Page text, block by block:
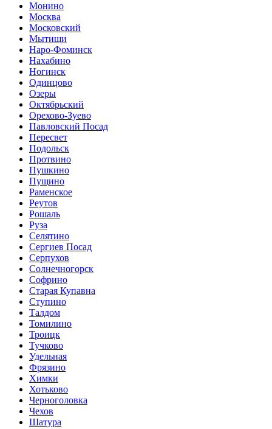
Монино
Москва
Московский
Мытищи
Наро-Фоминск
Нахабино
Ногинск
Одинцово
Озеры
Октябрьский
Орехово-Зуево
Павловский Посад
Пересвет
Подольск
Протвино
Пушкино
Пущино
Раменское
Реутов
Рошаль
Руза
Селятино
Сергиев Посад
Серпухов
Солнечногорск
Софрино
Старая Купавна
Ступино
Талдом
Томилино
Троицк
Тучково
Удельная
Фрязино
Химки
Хотьково
Черноголовка
Чехов
Шатура